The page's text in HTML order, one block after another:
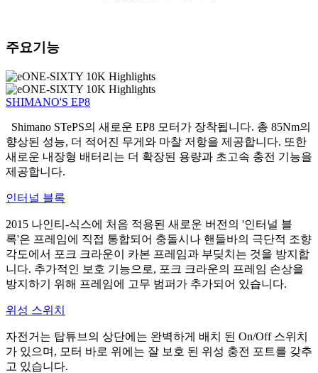
주요기능
SHIMANO'S EP8
Shimano STePS의 새로운 EP8 모터가 장착됩니다. 총 85Nm의
향상된 성능, 더 적어진 무게와 마찰 저항을 제공합니다. 또한
새로운 내장형 배터리는 더 확장된 용량과 초고속 충전 기능을
제공합니다.
인터널 블록
2015 나인티-식스에 처음 적용된 새로운 버전의 '인터널 블
록'은 프레임에 직접 통합되어 충돌시나 핸들바의 극단적 조향
각도에서 포크 크라운이 카본 프레임과 부딪치는 것을 방지합
니다. 추가적인 보호 기능으로, 포크 크라운의 프레임 손상을
방지하기 위해 프레임에 고무 범퍼가 추가되어 있습니다.
위성 스위치
자전거는 탑튜브의 상단에는 완벽하게 배치 된 On/Off 스위치
가 있으며, 모터 바로 위에는 잘 보호 된 위성 충전 포트를 갖추
고 있습니다.